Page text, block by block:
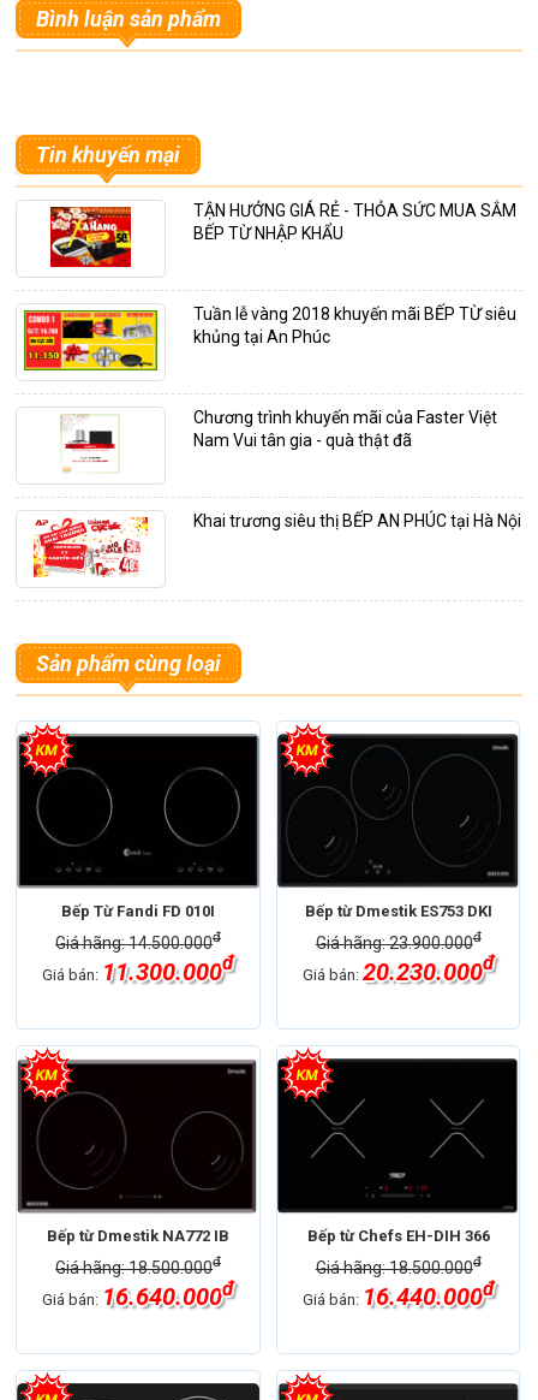
Bình luận sản phẩm
Tin khuyến mại
TẬN HƯỞNG GIÁ RẺ - THỎA SỨC MUA SẮM
BẾP TỪ NHẬP KHẨU
Tuần lễ vàng 2018 khuyến mãi BẾP TỪ siêu
khủng tại An Phúc
Chương trình khuyến mãi của Faster Việt
Nam Vui tân gia - quà thật đã
Khai trương siêu thị BẾP AN PHÚC tại Hà Nội
Sản phẩm cùng loại
Bếp Từ Fandi FD 010I
Giá hãng: 14.500.000đ
Giá bán: 11.300.000đ
Bếp từ Dmestik ES753 DKI
Giá hãng: 23.900.000đ
Giá bán: 20.230.000đ
Bếp từ Dmestik NA772 IB
Giá hãng: 18.500.000đ
Giá bán: 16.640.000đ
Bếp từ Chefs EH-DIH 366
Giá hãng: 18.500.000đ
Giá bán: 16.440.000đ